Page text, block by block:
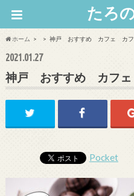
たろ
ホーム 神戸 おすすめ カフェ カフ
2021.01.27
神戸 おすすめ カフ
Pocket